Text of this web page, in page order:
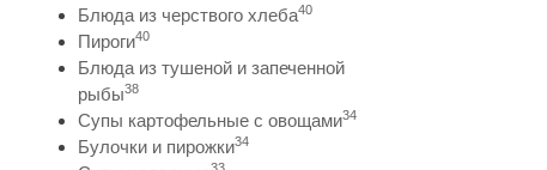
Блюда из черствого хлеба40
Пироги40
Блюда из тушеной и запеченной
рыбы38
Супы картофельные с овощами34
Булочки и пирожки34